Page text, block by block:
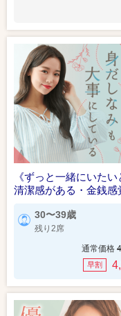
《ずっと一緒にいた
清潔感がある・金銭
30〜39歳
残り2席
通常価格
早割